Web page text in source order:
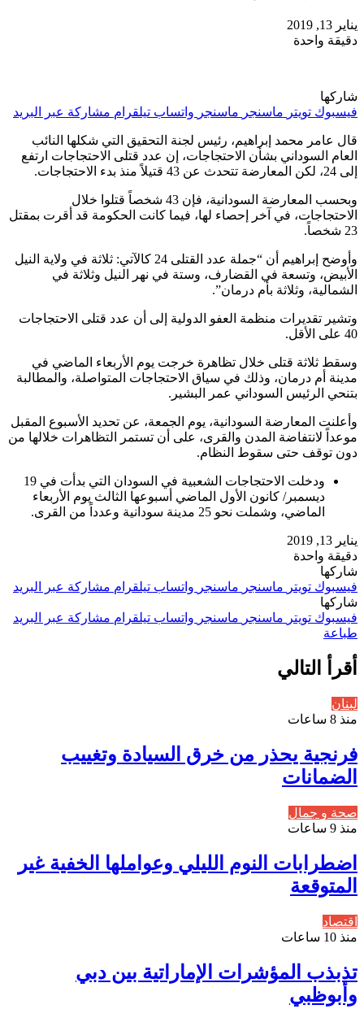
يناير 13, 2019
دقيقة واحدة
شاركها
فيسبوك تويتر ماسنجر ماسنجر واتساب تيلقرام مشاركة عبر البريد
قال عامر محمد إبراهيم، رئيس لجنة التحقيق التي شكلها النائب
العام السوداني بشأن الاحتجاجات، إن عدد قتلى الاحتجاجات ارتفع
إلى 24، لكن المعارضة تتحدث عن 43 قتيلاً منذ بدء الاحتجاجات.
وبحسب المعارضة السودانية، فإن 43 شخصاً قتلوا خلال
الاحتجاجات، في آخر إحصاء لها، فيما كانت الحكومة قد أقرت بمقتل
23 شخصاً.
وأوضح إبراهيم أن “جملة عدد القتلى 24 كالآتي: ثلاثة في ولاية النيل
الأبيض، وتسعة في القضارف، وستة في نهر النيل وثلاثة في
الشمالية، وثلاثة بأم درمان”.
وتشير تقديرات منظمة العفو الدولية إلى أن عدد قتلى الاحتجاجات
40 على الأقل.
وسقط ثلاثة قتلى خلال تظاهرة خرجت يوم الأربعاء الماضي في
مدينة أم درمان، وذلك في سياق الاحتجاجات المتواصلة، والمطالبة
بتنحي الرئيس السوداني عمر البشير.
وأعلنت المعارضة السودانية، يوم الجمعة، عن تحديد الأسبوع المقبل
موعداً لانتفاضة المدن والقرى، على أن تستمر التظاهرات خلالها من
دون توقف حتى سقوط النظام.
ودخلت الاحتجاجات الشعبية في السودان التي بدأت في 19
ديسمبر/ كانون الأول الماضي أسبوعها الثالث يوم الأربعاء
الماضي، وشملت نحو 25 مدينة سودانية وعدداً من القرى.
يناير 13, 2019
دقيقة واحدة
شاركها
فيسبوك تويتر ماسنجر ماسنجر واتساب تيلقرام مشاركة عبر البريد
شاركها
فيسبوك تويتر ماسنجر ماسنجر واتساب تيلقرام مشاركة عبر البريد
طباعة
أقرأ التالي
لبنان
منذ 8 ساعات
فرنجية يحذر من خرق السيادة وتغييب
الضمانات
صحة و جمال
منذ 9 ساعات
اضطرابات النوم الليلي وعواملها الخفية غير
المتوقعة
اقتصاد
منذ 10 ساعات
تذبذب المؤشرات الإماراتية بين دبي
وأبوظبي